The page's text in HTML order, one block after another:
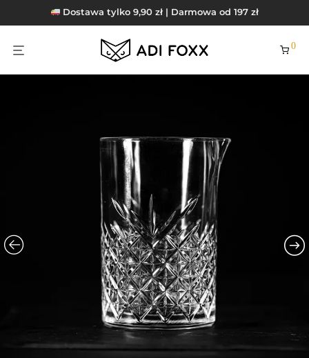
Dostawa tylko 9,90 zł | Darmowa od 197 zł
0